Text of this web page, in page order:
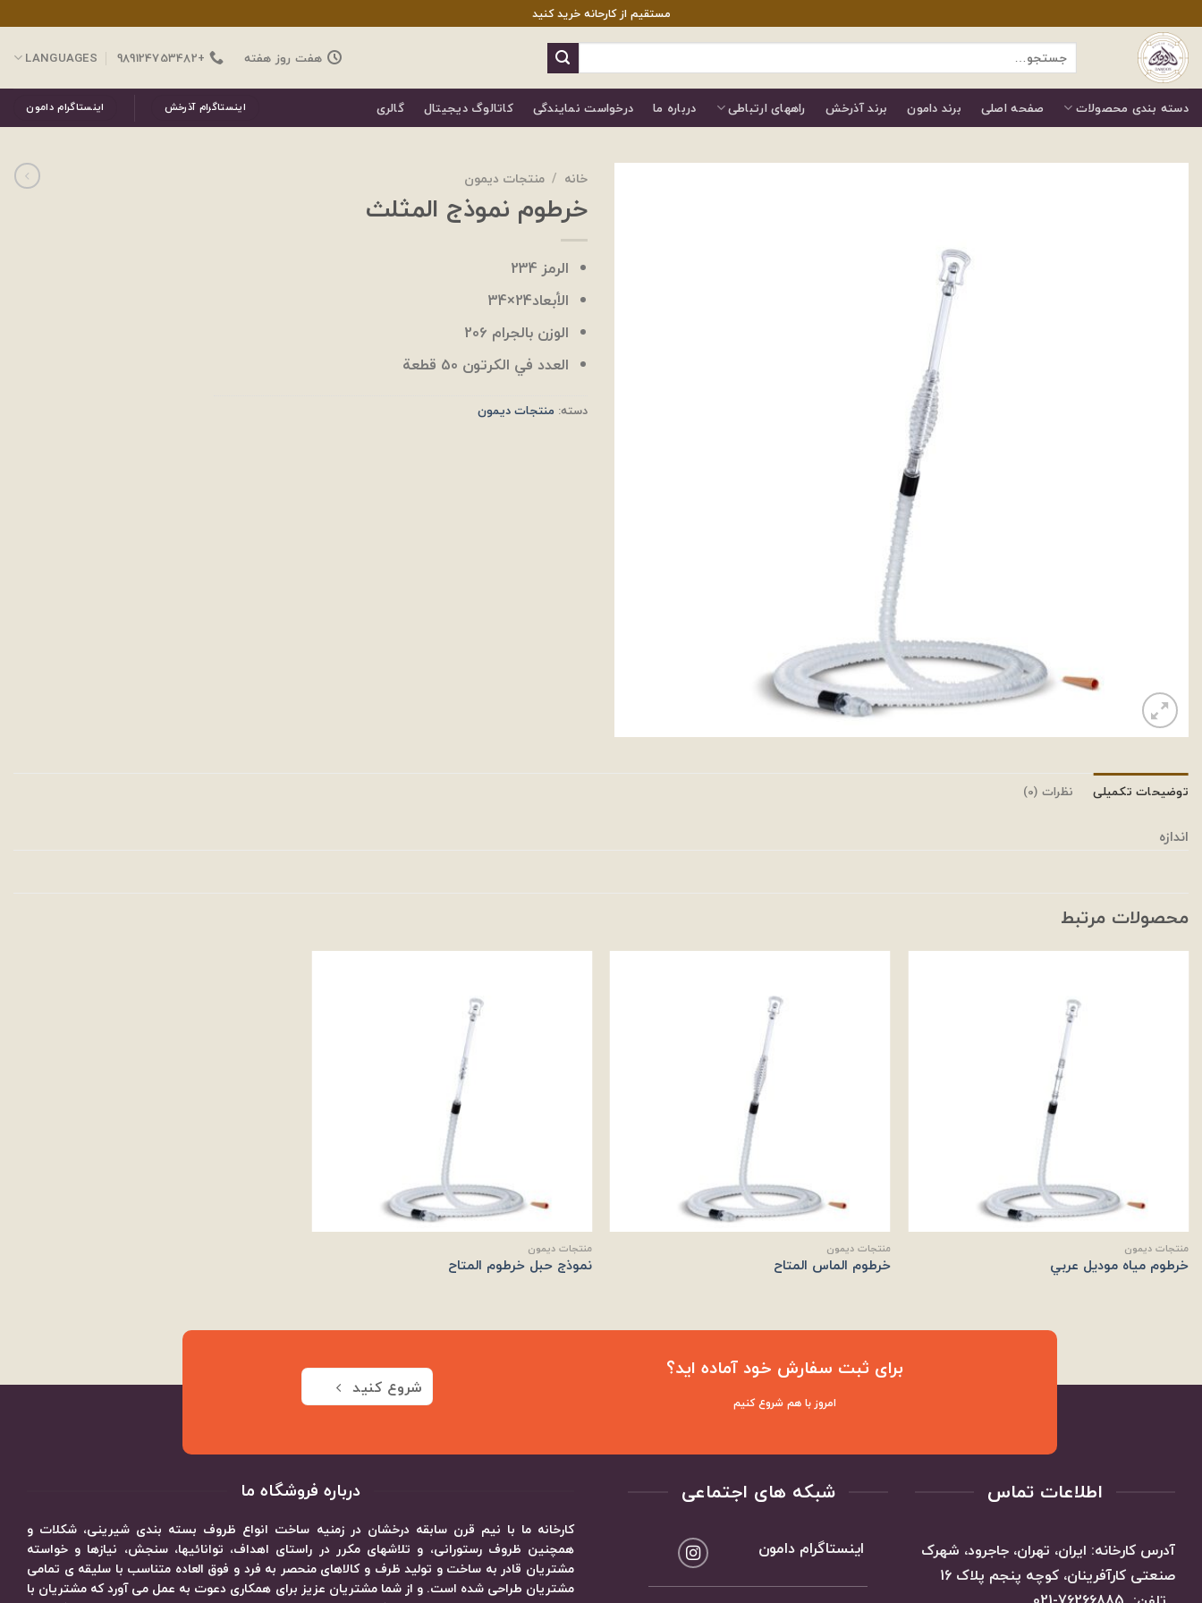
از
محتوا
مستقیم از کارحانه خرید کنید
جستجو
برای:
هفت روز هفته +989124753482
LANGUAGES
دسته بندی محصولات صفحه اصلی برند دامون برند آذرخش راههای ارتباطی درباره ما درخواست نمایندگی کاتالوگ دیجیتال گالری اینستاگرام آذرخش اینستاگرام دامون
خانه / منتجات ديمون
خرطوم نموذج المثلث
الرمز 234
الأبعاد24×34
الوزن بالجرام 206
العدد في الكرتون 50 قطعة
دسته: منتجات ديمون
توضیحات تکمیلی نظرات (0)
اندازه
محصولات مرتبط
منتجات ديمون
خرطوم الماس المتاح
منتجات ديمون
نموذج حبل خرطوم المتاح
منتجات ديمون
خرطوم مياه موديل عربي
برای ثبت سفارش خود آماده اید؟
امروز با هم شروع کنیم
شروع کنید
اطلاعات تماس
آدرس کارخانه: ایران، تهران، جاجرود، شهرک
شبکه های اجتماعی
اینستاگرام دامون
درباره فروشگاه ما
کارخانه ما با نیم قرن سابقه درخشان در زمنیه ساخت انواع ظروف بسته بندی شیرینی، شکلات و
همچنین ظروف رستورانی، و تلاشهای مکرر در راستای اهداف، توانائیها، سنجش، نیازها و خواسته
مشتریان قادر به ساخت و تولید ظرف و کالاهای منحصر به فرد و فوق العاده متناسب با سلیقه ی تمامی
مشتریان طراحی شده است. و از شما مشتریان عزیز برای همکاری دعوت به عمل می آورد که مشتریان با